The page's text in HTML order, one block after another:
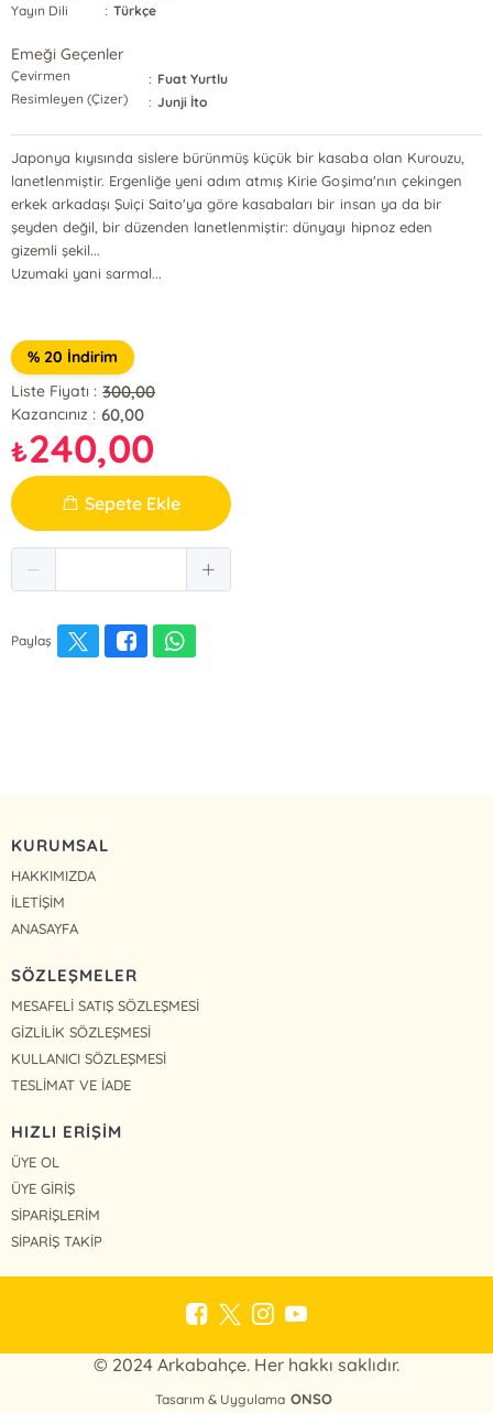
Yayın Dili
: Türkçe
Emeği Geçenler
Çevirmen : Fuat Yurtlu
Resimleyen (Çizer)
: Junji İto
Japonya kıyısında sislere bürünmüş küçük bir kasaba olan Kurouzu,
lanetlenmiştir. Ergenliğe yeni adım atmış Kirie Goşima'nın çekingen
erkek arkadaşı Şuiçi Saito'ya göre kasabaları bir insan ya da bir
şeyden değil, bir düzenden lanetlenmiştir: dünyayı hipnoz eden
gizemli şekil...
Uzumaki yani sarmal...
% 20 İndirim
Liste Fiyatı : 300,00
Kazancınız : 60,00
₺240,00
Sepete Ekle
Paylaş
KURUMSAL
HAKKIMIZDA
İLETİŞİM
ANASAYFA
SÖZLEŞMELER
MESAFELİ SATIŞ SÖZLEŞMESİ
GİZLİLİK SÖZLEŞMESİ
KULLANICI SÖZLEŞMESİ
TESLİMAT VE İADE
HIZLI ERİŞİM
ÜYE OL
ÜYE GİRİŞ
SİPARİŞLERİM
SİPARİŞ TAKİP
© 2024 Arkabahçe. Her hakkı saklıdır.
Tasarım & Uygulama ONSO